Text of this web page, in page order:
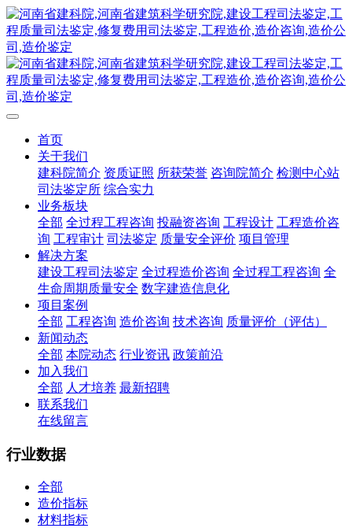
首页
关于我们
建科院简介 资质证照 所获荣誉 咨询院简介 检测中心站
司法鉴定所 综合实力
业务板块
全部 全过程工程咨询 投融资咨询 工程设计 工程造价咨
询 工程审计 司法鉴定 质量安全评价 项目管理
解决方案
建设工程司法鉴定 全过程造价咨询 全过程工程咨询 全
生命周期质量安全 数字建造信息化
项目案例
全部 工程咨询 造价咨询 技术咨询 质量评价（评估）
新闻动态
全部 本院动态 行业资讯 政策前沿
加入我们
全部 人才培养 最新招聘
联系我们
在线留言
行业数据
全部
造价指标
材料指标